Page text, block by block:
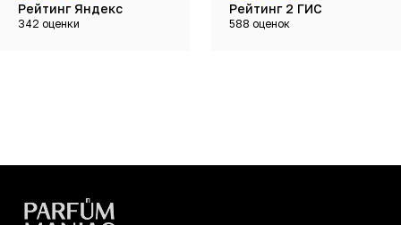
Рейтинг Яндекс
342 оценки
Рейтинг 2 ГИС
588 оценок